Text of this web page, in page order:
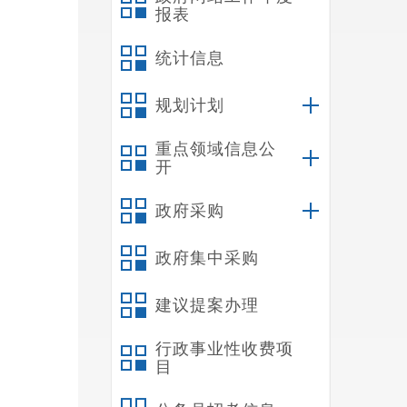
报表
统计信息
规划计划
重点领域信息公
开
政府采购
政府集中采购
建议提案办理
行政事业性收费项
目